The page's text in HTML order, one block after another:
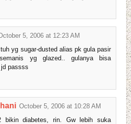
5, 2006 at 12:23 AM
yg sugar-dusted alias pk gula pasir
yg glazed.. gulanya bisa
passss
October 5, 2006 at 10:28 AM
bikin diabetes, rin. Gw lebih suka